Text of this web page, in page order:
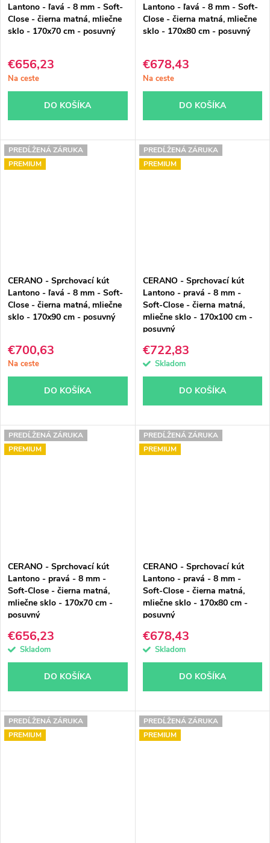
Lantono - ľavá - 8 mm - Soft-
Close - čierna matná, mliečne
sklo - 170x70 cm - posuvný
€656,23
Na ceste
DO KOŠÍKA
Lantono - ľavá - 8 mm - Soft-
Close - čierna matná, mliečne
sklo - 170x80 cm - posuvný
€678,43
Na ceste
DO KOŠÍKA
PREDĹŽENÁ ZÁRUKA
PREMIUM
CERANO - Sprchovací kút
Lantono - ľavá - 8 mm - Soft-
Close - čierna matná, mliečne
sklo - 170x90 cm - posuvný
€700,63
Na ceste
DO KOŠÍKA
PREDĹŽENÁ ZÁRUKA
PREMIUM
CERANO - Sprchovací kút
Lantono - pravá - 8 mm -
Soft-Close - čierna matná,
mliečne sklo - 170x100 cm -
posuvný
€722,83
Skladom
DO KOŠÍKA
PREDĹŽENÁ ZÁRUKA
PREMIUM
CERANO - Sprchovací kút
Lantono - pravá - 8 mm -
Soft-Close - čierna matná,
mliečne sklo - 170x70 cm -
posuvný
€656,23
Skladom
DO KOŠÍKA
PREDĹŽENÁ ZÁRUKA
PREMIUM
CERANO - Sprchovací kút
Lantono - pravá - 8 mm -
Soft-Close - čierna matná,
mliečne sklo - 170x80 cm -
posuvný
€678,43
Skladom
DO KOŠÍKA
PREDĹŽENÁ ZÁRUKA
PREMIUM
PREDĹŽENÁ ZÁRUKA
PREMIUM